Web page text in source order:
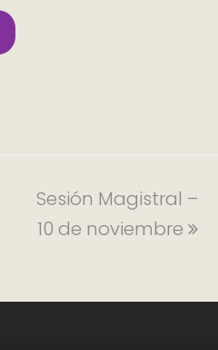
Sesión Magistral –
10 de noviembre